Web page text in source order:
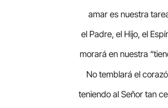
amar es nuestra
el Padre, el Hijo, el
morará en nuestra
No temblará el
teniendo al Señor tan